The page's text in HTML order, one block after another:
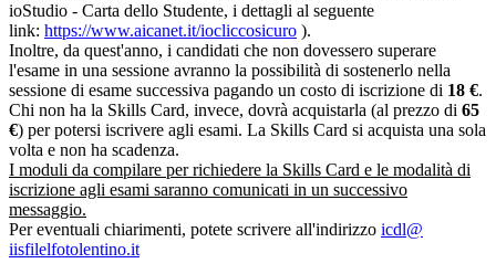
ioStudio - Carta dello Studente, i dettagli al seguente
link: https://www.aicanet.it/iocliccosicuro ).
Inoltre, da quest'anno, i candidati che non dovessero superare
l'esame in una sessione avranno la possibilità di sostenerlo nella
sessione di esame successiva pagando un costo di iscrizione di 18 €.
Chi non ha la Skills Card, invece, dovrà acquistarla (al prezzo di 65
€) per potersi iscrivere agli esami. La Skills Card si acquista una sola
volta e non ha scadenza.
I moduli da compilare per richiedere la Skills Card e le modalità di
iscrizione agli esami saranno comunicati in un successivo
messaggio.
Per eventuali chiarimenti, potete scrivere all'indirizzo icdl@
iisfilelfotolentino.it